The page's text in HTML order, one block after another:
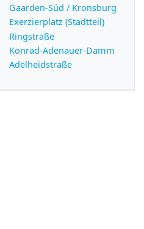
Gaarden-Süd / Kronsburg
Exerzierplatz (Stadtteil)
Ringstraße
Konrad-Adenauer-Damm
Adelheidstraße